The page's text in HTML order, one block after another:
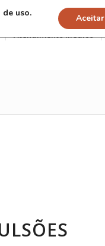
Atendimento Médico
uso.
Aceitar